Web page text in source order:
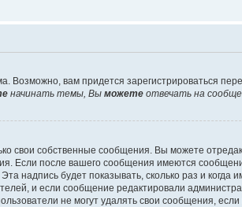
вам придется зарегистрироваться
начинать темы, Вы можете отвечать на
свои собственные сообщения. Вы можете
Если после вашего сообщения имеются
надпись будет показывать, сколько раз и когда
и если сообщение редактировали
не могут удалять свои сообщения,